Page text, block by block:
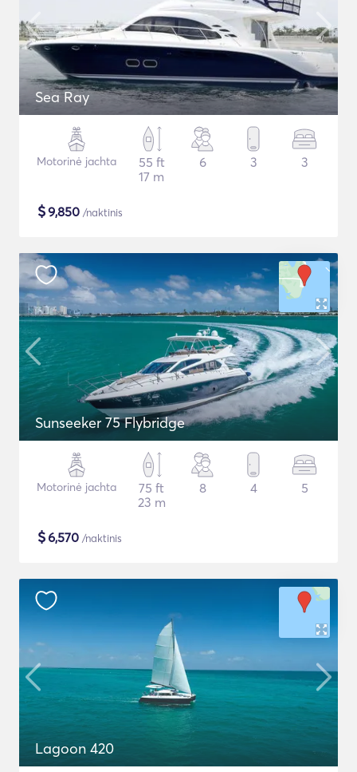
Sea Ray
Motorinė jachta
55 ft
17 m
6 3 3
$9,850 /naktinis
Sunseeker 75 Flybridge
Motorinė jachta
75 ft
23 m
8 4 5
$6,570 /naktinis
Lagoon 420